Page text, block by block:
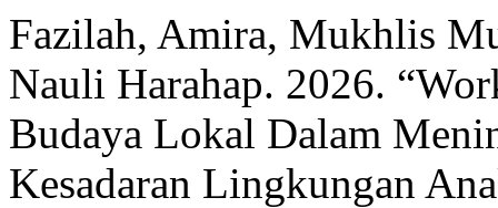
Fazilah, Amira, Mukhlis
Nauli Harahap. 2026.
Budaya Lokal Dalam
Kesadaran Lingkungan